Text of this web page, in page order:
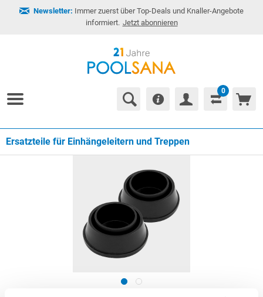
Newsletter: Immer zuerst über Top-Deals und Knaller-Angebote
informiert. Jetzt abonnieren
0
Ersatzteile für Einhängeleitern und Treppen